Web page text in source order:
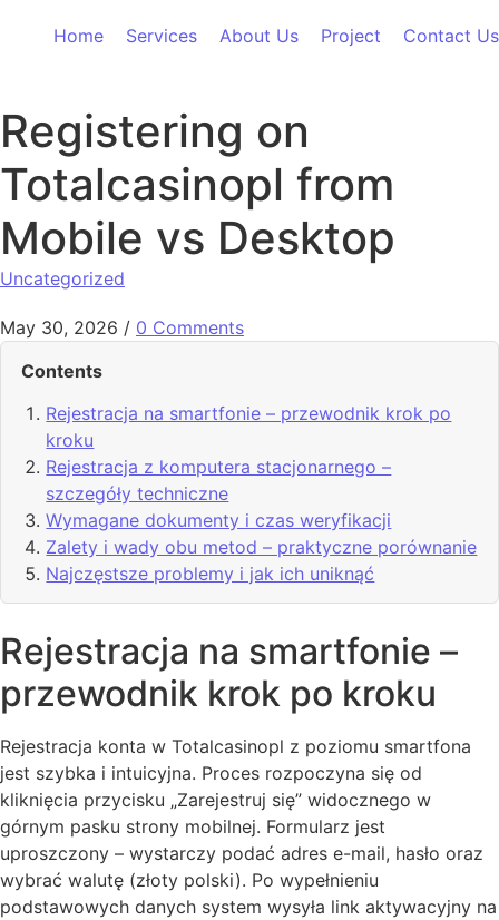
Home
Services About Us Project Contact Us
Registering on
Totalcasinopl from
Mobile vs Desktop
Uncategorized
May 30, 2026 / 0 Comments
Contents
Rejestracja na smartfonie – przewodnik krok po
kroku
Rejestracja z komputera stacjonarnego –
szczegóły techniczne
Wymagane dokumenty i czas weryfikacji
Zalety i wady obu metod – praktyczne porównanie
Najczęstsze problemy i jak ich uniknąć
Rejestracja na smartfonie –
przewodnik krok po kroku
Rejestracja konta w Totalcasinopl z poziomu smartfona
jest szybka i intuicyjna. Proces rozpoczyna się od
kliknięcia przycisku „Zarejestruj się” widocznego w
górnym pasku strony mobilnej. Formularz jest
uproszczony – wystarczy podać adres e-mail, hasło oraz
wybrać walutę (złoty polski). Po wypełnieniu
podstawowych danych system wysyła link aktywacyjny na